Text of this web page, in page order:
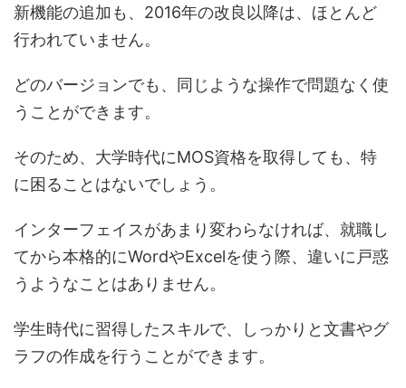
新機能の追加も、2016年の改良以降は、ほとんど
行われていません。
どのバージョンでも、同じような操作で問題なく使
うことができます。
そのため、大学時代にMOS資格を取得しても、特
に困ることはないでしょう。
インターフェイスがあまり変わらなければ、就職し
てから本格的にWordやExcelを使う際、違いに戸惑
うようなことはありません。
学生時代に習得したスキルで、しっかりと文書やグ
ラフの作成を行うことができます。